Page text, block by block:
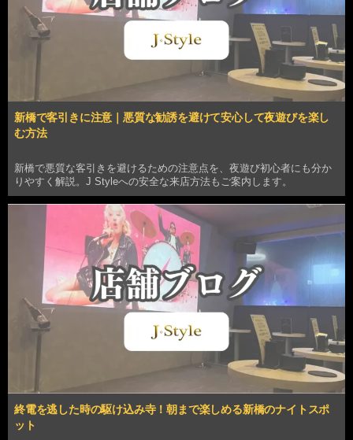
新橋で客引きに注意｜悪質な勧誘を避けて安心して夜遊びを楽し
む方法
新橋で悪質な客引きを避けるための注意点を、夜遊び初心者にも分か
りやすく解説。J Styleへの安全な来店方法もご案内します。
終電を逃した時の駆け込み寺！朝まで楽しめる新橋のナイトスポ
ット